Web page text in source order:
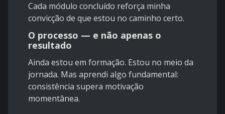
Cada módulo concluído reforça minha
convicção de que estou no caminho certo.
O processo — e não apenas o
resultado
Ainda estou em formação. Estou no meio da
jornada. Mas aprendi algo fundamental:
consistência supera motivação
momentânea.